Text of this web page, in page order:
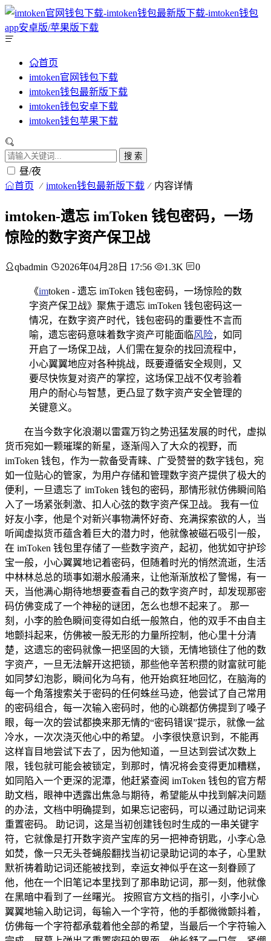
首页
imtoken官网钱包下载
imtoken钱包最新版下载
imtoken钱包安卓下载
imtoken钱包苹果下载
搜 索
昼/夜
首页 imtoken钱包最新版下载 内容详情
imtoken-遗忘 imToken 钱包密码，一场
惊险的数字资产保卫战
qbadmin 2026年04月28日 17:56 1.3K 0
《imtoken - 遗忘 imToken 钱包密码，一场惊险的数
字资产保卫战》聚焦于遗忘 imToken 钱包密码这一
情况，在数字资产时代，钱包密码的重要性不言而
喻，遗忘密码意味着数字资产可能面临风险，如同
开启了一场保卫战，人们需在复杂的找回流程中，
小心翼翼地应对各种挑战，既要遵循安全规则，又
要尽快恢复对资产的掌控，这场保卫战不仅考验着
用户的耐心与智慧，更凸显了数字资产安全管理的
关键意义。
在当今数字化浪潮以雷霆万钧之势迅猛发展的时代，虚拟
货币宛如一颗璀璨的新星，逐渐闯入了大众的视野，而
imToken 钱包，作为一款备受青睐、广受赞誉的数字钱包，宛
如一位贴心的管家，为用户存储和管理数字资产提供了极大的
便利，一旦遗忘了 imToken 钱包的密码，那情形就仿佛瞬间陷
入了一场紧张刺激、扣人心弦的数字资产保卫战。 我有一位
好友小李，他是个对新兴事物满怀好奇、充满探索欲的人，当
听闻虚拟货币蕴含着巨大的潜力时，他就像被磁石吸引一般，
在 imToken 钱包里存储了一些数字资产，起初，他犹如守护珍
宝一般，小心翼翼地记着密码，但随着时光的悄然流逝，生活
中林林总总的琐事如潮水般涌来，让他渐渐放松了警惕，有一
天，当他满心期待地想要查看自己的数字资产时，却发现那密
码仿佛变成了一个神秘的谜团，怎么也想不起来了。 那一
刻，小李的脸色瞬间变得如白纸一般煞白，他的双手不由自主
地颤抖起来，仿佛被一股无形的力量所控制，他心里十分清
楚，这遗忘的密码就像一把坚固的大锁，无情地锁住了他的数
字资产，一旦无法解开这把锁，那些他辛苦积攒的财富就可能
如同梦幻泡影，瞬间化为乌有，他开始疯狂地回忆，在脑海的
每一个角落搜索关于密码的任何蛛丝马迹，他尝试了自己常用
的密码组合，每一次输入密码时，他的心跳都仿佛提到了嗓子
眼，每一次的尝试都换来那无情的“密码错误”提示，就像一盆
冷水，一次次浇灭他心中的希望。 小李很快意识到，不能再
这样盲目地尝试下去了，因为他知道，一旦达到尝试次数上
限，钱包就可能会被锁定，到那时，情况将会变得更加糟糕，
如同陷入一个更深的泥潭，他赶紧查阅 imToken 钱包的官方帮
助文档，眼神中透露出焦急与期待，希望能从中找到解决问题
的办法，文档中明确提到，如果忘记密码，可以通过助记词来
重置密码。 助记词，这是当初创建钱包时生成的一串关键字
符，它就像是打开数字资产宝库的另一把神奇钥匙，小李心急
如焚，像一只无头苍蝇般翻找当初记录助记词的本子，心里默
默祈祷着助记词还能被找到，幸运女神似乎在这一刻眷顾了
他，他在一个旧笔记本里找到了那串助记词，那一刻，他就像
在黑暗中看到了一丝曙光。 按照官方文档的指引，小李小心
翼翼地输入助记词，每输入一个字符，他的手都微微颤抖着，
仿佛每一个字符都承载着他全部的希望，当最后一个字符输入